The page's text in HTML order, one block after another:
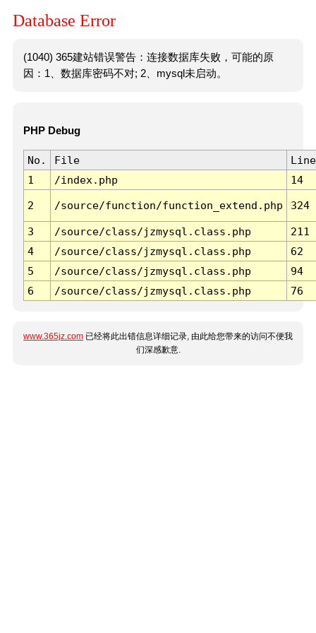
Database Error
(1040) 365建站错误警告：连接数据库失败，可能的原
因：1、数据库密码不对; 2、mysql未启动。
PHP Debug
No. File
Line
1
/index.php 14
2 /source/function/function_extend.php 324
3 /source/class/jzmysql.class.php
211
4
/source/class/jzmysql.class.php
62
5
/source/class/jzmysql.class.php
94
6
/source/class/jzmysql.class.php 76
www.365jz.com 已经将此出错信息详细记录, 由此给您带来的访问不便我
们深感歉意.